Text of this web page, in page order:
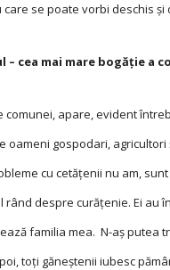
care se poate vorbi deschis
– cea mai mare bogăţie a
apare, evident
oameni gospodari,
cu cetăţenii nu am,
rând despre curăţenie. Ei au
familia mea. N-aș
toţi găneștenii iubesc